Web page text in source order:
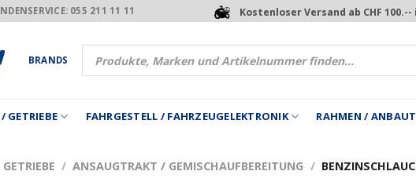
055 211 11 11 Kostenloser Versand ab CHF
BRANDS
Products
search
GETRIEBE FAHRGESTELL / FAHRZEUGELEKTRONIK RAHMEN /
/ ANSAUGTRAKT / GEMISCHAUFBEREITUNG /